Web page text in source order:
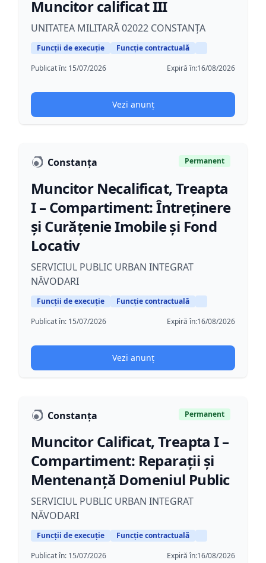
Muncitor calificat III
UNITATEA MILITARĂ 02022 CONSTANȚA
Funcții de execuție
Funcție contractuală
Publicat în: 15/07/2026 Expiră în:16/08/2026
Vezi anunț
Constanța Permanent
Muncitor Necalificat, Treapta
I – Compartiment: Întreținere
și Curățenie Imobile și Fond
Locativ
SERVICIUL PUBLIC URBAN INTEGRAT
NĂVODARI
Funcții de execuție
Funcție contractuală
Publicat în: 15/07/2026 Expiră în:16/08/2026
Vezi anunț
Constanța Permanent
Muncitor Calificat, Treapta I –
Compartiment: Reparații și
Mentenanță Domeniul Public
SERVICIUL PUBLIC URBAN INTEGRAT
NĂVODARI
Funcții de execuție
Funcție contractuală
Publicat în: 15/07/2026 Expiră în:16/08/2026